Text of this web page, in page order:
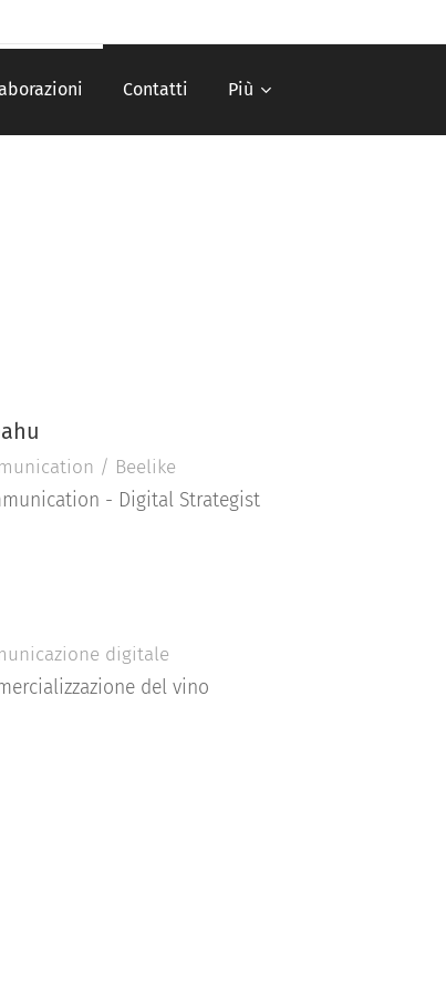
Contatti Più
/ Beelike
- Digital Strategist
digitale
del vino